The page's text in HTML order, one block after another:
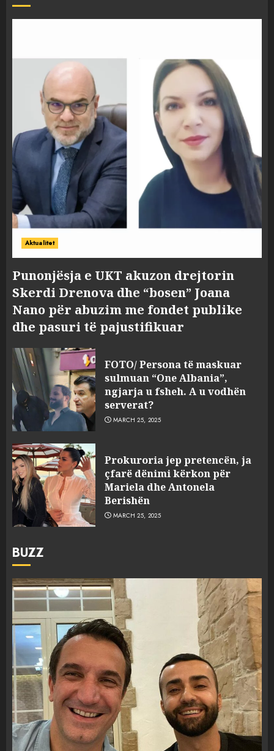
Aktualitet
Punonjësja e UKT akuzon drejtorin
Skerdi Drenova dhe “bosen” Joana
Nano për abuzim me fondet publike
dhe pasuri të pajustifikuar
FOTO/ Persona të maskuar
sulmuan “One Albania”,
ngjarja u fsheh. A u vodhën
serverat?
MARCH 25, 2025
Prokuroria jep pretencën, ja
çfarë dënimi kërkon për
Mariela dhe Antonela
Berishën
MARCH 25, 2025
BUZZ